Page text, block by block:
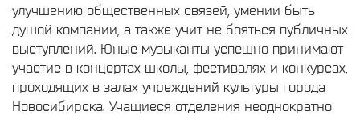
улучшению общественных связей, умении быть
душой компании, а также учит не бояться публичных
выступлений. Юные музыканты успешно принимают
участие в концертах школы, фестивалях и конкурсах,
проходящих в залах учреждений культуры города
Новосибирска. Учащиеся отделения неоднократно